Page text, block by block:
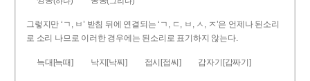
그렇지만 ‘ㄱ, ㅂ’ 받침 뒤에 연결되는 ‘ㄱ, ㄷ, ㅂ, ㅅ, ㅈ’은 언제나 된소리
로 소리 나므로 이러한 경우에는 된소리로 표기하지 않는다.
늑대[늑때] 낙지[낙찌] 접시[접씨] 갑자기[갑짜기]